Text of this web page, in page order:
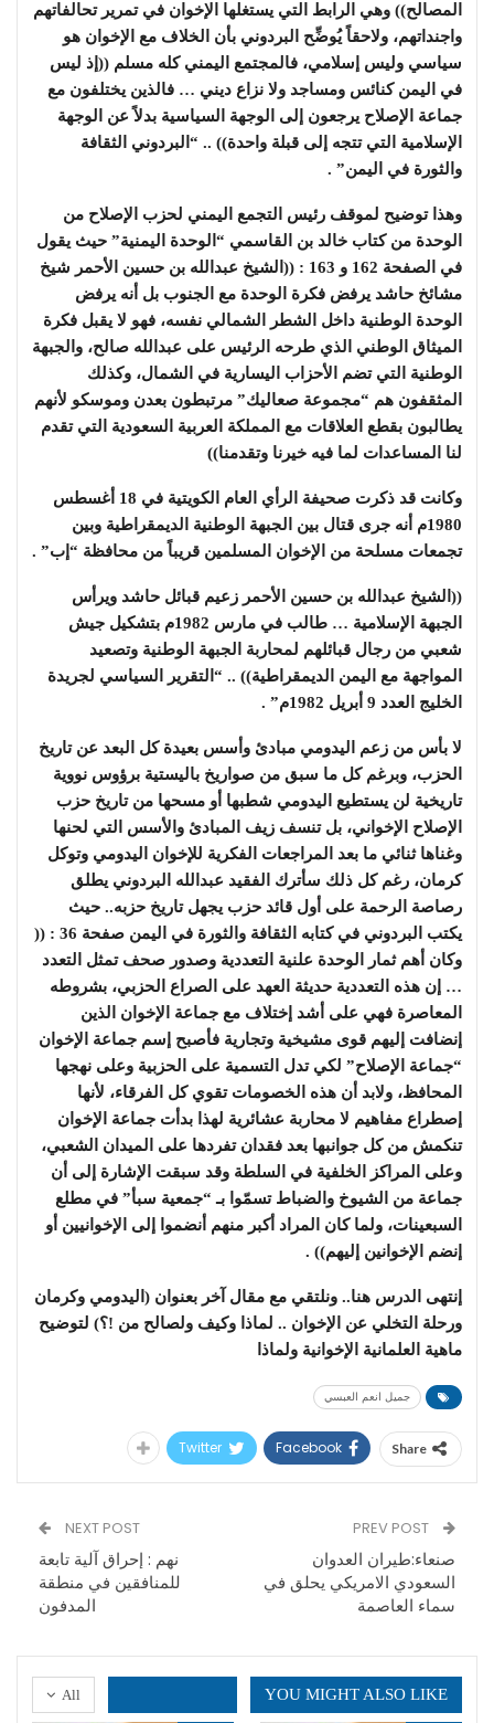
المصالح)) وهي الرابط التي يستغلها الإخوان في تمرير تحالفاتهم
واجنداتهم، ولاحقاً يُوضِّح البردوني بأن الخلاف مع الإخوان هو
سياسي وليس إسلامي، فالمجتمع اليمني كله مسلم ((إذ ليس
في اليمن كنائس ومساجد ولا نزاع ديني … فالذين يختلفون مع
جماعة الإصلاح يرجعون إلى الوجهة السياسية بدلاً عن الوجهة
الإسلامية التي تتجه إلى قبلة واحدة)) .. “البردوني الثقافة
والثورة في اليمن” .
وهذا توضيح لموقف رئيس التجمع اليمني لحزب الإصلاح من
الوحدة من كتاب خالد بن القاسمي “الوحدة اليمنية” حيث يقول
في الصفحة 162 و 163 : ((الشيخ عبدالله بن حسين الأحمر شيخ
مشائخ حاشد يرفض فكرة الوحدة مع الجنوب بل أنه يرفض
الوحدة الوطنية داخل الشطر الشمالي نفسه، فهو لا يقبل فكرة
الميثاق الوطني الذي طرحه الرئيس على عبدالله صالح، والجبهة
الوطنية التي تضم الأحزاب اليسارية في الشمال، وكذلك
المثقفون هم “مجموعة صعاليك” مرتبطون بعدن وموسكو لأنهم
يطالبون بقطع العلاقات مع المملكة العربية السعودية التي تقدم
لنا المساعدات لما فيه خيرنا وتقدمنا))
وكانت قد ذكرت صحيفة الرأي العام الكويتية في 18 أغسطس
1980م أنه جرى قتال بين الجبهة الوطنية الديمقراطية وبين
تجمعات مسلحة من الإخوان المسلمين قريباً من محافظة “إب” .
((الشيخ عبدالله بن حسين الأحمر زعيم قبائل حاشد ويرأس
الجبهة الإسلامية … طالب في مارس 1982م بتشكيل جيش
شعبي من رجال قبائلهم لمحاربة الجبهة الوطنية وتصعيد
المواجهة مع اليمن الديمقراطية)) .. “التقرير السياسي لجريدة
الخليج العدد 9 أبريل 1982م” .
لا بأس من زعم اليدومي مبادئ وأسس بعيدة كل البعد عن تاريخ
الحزب، وبرغم كل ما سبق من صواريخ باليستية برؤوس نووية
تاريخية لن يستطيع اليدومي شطبها أو مسحها من تاريخ حزب
الإصلاح الإخواني، بل تنسف زيف المبادئ والأسس التي لحنها
وغناها ثنائي ما بعد المراجعات الفكرية للإخوان اليدومي وتوكل
كرمان، رغم كل ذلك سأترك الفقيد عبدالله البردوني يطلق
رصاصة الرحمة على أول قائد حزب يجهل تاريخ حزبه.. حيث
يكتب البردوني في كتابه الثقافة والثورة في اليمن صفحة 36 : ((
وكان أهم ثمار الوحدة علنية التعددية وصدور صحف تمثل التعدد
… إن هذه التعددية حديثة العهد على الصراع الحزبي، بشروطه
المعاصرة فهي على أشد إختلاف مع جماعة الإخوان الذين
إنضافت إليهم قوى مشيخية وتجارية فأصبح إسم جماعة الإخوان
“جماعة الإصلاح” لكي تدل التسمية على الحزبية وعلى نهجها
المحافظ، ولابد أن هذه الخصومات تقوي كل الفرقاء، لأنها
إصطراع مفاهيم لا محاربة عشائرية لهذا بدأت جماعة الإخوان
تنكمش من كل جوانبها بعد فقدان تفردها على الميدان الشعبي،
وعلى المراكز الخلفية في السلطة وقد سبقت الإشارة إلى أن
جماعة من الشيوخ والضباط تسمّوا بـ “جمعية سبأ” في مطلع
السبعينات، ولما كان المراد أكبر منهم أنضموا إلى الإخوانيين أو
إنضم الإخوانين إليهم)) .
إنتهى الدرس هنا.. ونلتقي مع مقال آخر بعنوان (اليدومي وكرمان
ورحلة التخلي عن الإخوان .. لماذا وكيف ولصالح من !؟) لتوضيح
ماهية العلمانية الإخوانية ولماذا
جميل انعم العبسي
Share
Facebook
Twitter
صنعاء:طيران العدوان
السعودي الامريكي يحلق في
سماء العاصمة
NEXT POST
نهم : إحراق آلية تابعة
للمنافقين في منطقة
المدفون
All YOU MIGHT ALSO LIKE